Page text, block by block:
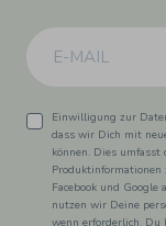
Einwilligung zur
dass wir Dich mit
können. Dies
Facebook und
nutzen wir Deine
wenn erforderlich.